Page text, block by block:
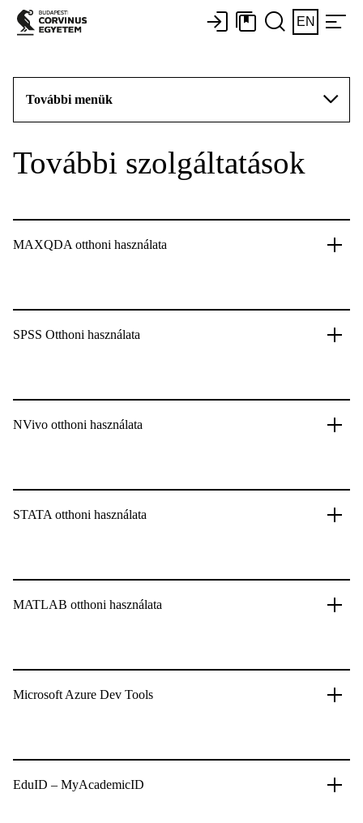
EN
További menük
További szolgáltatások
MAXQDA otthoni használata
SPSS Otthoni használata
NVivo otthoni használata
STATA otthoni használata
MATLAB otthoni használata
Microsoft Azure Dev Tools
EduID – MyAcademicID